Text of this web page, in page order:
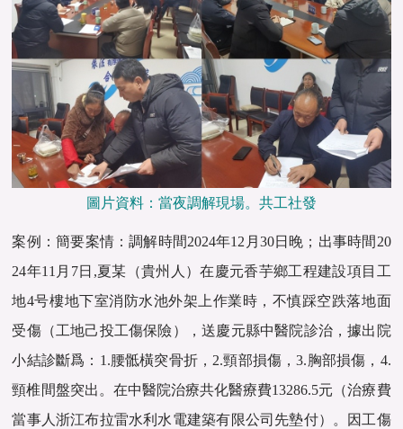
圖片資料：當夜調解現場。共工社發
案例：簡要案情：調解時間2024年12月30日晚；出事時間20
24年11月7日,夏某（貴州人）在慶元香芋鄉工程建設項目工
地4号樓地下室消防水池外架上作業時，不慎踩空跌落地面
受傷（工地己投工傷保險），送慶元縣中醫院診治，據出院
小結診斷爲：1.腰骶橫突骨折，2.頸部損傷，3.胸部損傷，4.
頸椎間盤突出。在中醫院治療共化醫療費13286.5元（治療費
當事人浙江布拉雷水利水電建築有限公司先墊付）。因工傷